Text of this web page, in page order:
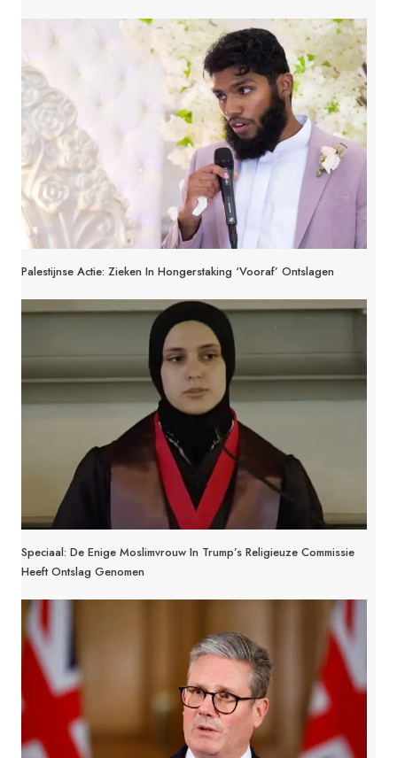
Palestijnse Actie: Zieken In Hongerstaking ‘Vooraf’ Ontslagen
Speciaal: De Enige Moslimvrouw In Trump’s Religieuze Commissie
Heeft Ontslag Genomen